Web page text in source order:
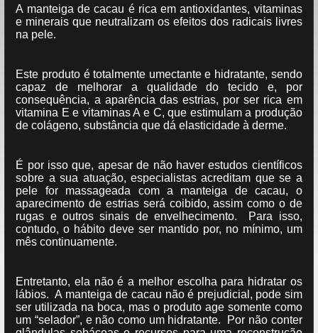
A manteiga de cacau é rica em antioxidantes, vitaminas
e minerais que neutralizam os efeitos dos radicais livres
na pele.
Este produto é totalmente umectante e hidratante, sendo
capaz de melhorar a qualidade do tecido e, por
consequência, a aparência das estrias, por ser rica em
vitamina E e vitaminas A e C, que estimulam a produção
de colágeno, substância que dá elasticidade à derme.
É por isso que, apesar de não haver estudos científicos
sobre a sua atuação, especialistas acreditam que se a
pele for massageada com a manteiga de cacau, o
aparecimento de estrias será coibido, assim como o de
rugas e outros sinais de envelhecimento. Para isso,
contudo, o hábito deve ser mantido por, no mínimo, um
mês continuamente.
Entretanto, ela não é a melhor escolha para hidratar os
lábios. A manteiga de cacau não é prejudicial, pode sim
ser utilizada na boca, mas o produto age somente como
um “selador”, e não como um hidratante. Por não conter